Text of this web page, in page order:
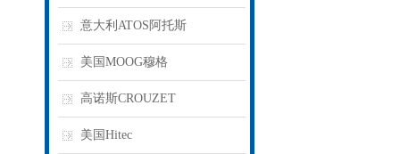
意大利ATOS阿托斯
美国MOOG穆格
高诺斯CROUZET
美国Hitec